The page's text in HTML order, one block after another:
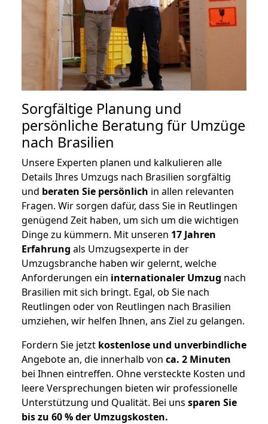
Sorgfältige Planung und
persönliche Beratung für Umzüge
nach Brasilien
Unsere Experten planen und kalkulieren alle
Details Ihres Umzugs nach Brasilien sorgfältig
und beraten Sie persönlich in allen relevanten
Fragen. Wir sorgen dafür, dass Sie in Reutlingen
genügend Zeit haben, um sich um die wichtigen
Dinge zu kümmern. Mit unseren 17 Jahren
Erfahrung als Umzugsexperte in der
Umzugsbranche haben wir gelernt, welche
Anforderungen ein internationaler Umzug nach
Brasilien mit sich bringt. Egal, ob Sie nach
Reutlingen oder von Reutlingen nach Brasilien
umziehen, wir helfen Ihnen, ans Ziel zu gelangen.
Fordern Sie jetzt kostenlose und unverbindliche
Angebote an, die innerhalb von ca. 2 Minuten
bei Ihnen eintreffen. Ohne versteckte Kosten und
leere Versprechungen bieten wir professionelle
Unterstützung und Qualität. Bei uns sparen Sie
bis zu 60 % der Umzugskosten.